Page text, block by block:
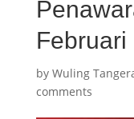
Februari
by Wuling
comments